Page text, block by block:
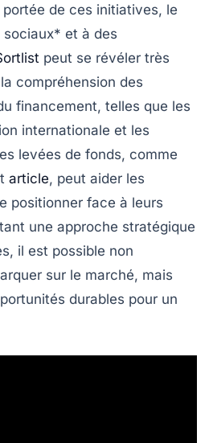
de ces initiatives, le
et à des
peut se révéler très
compréhension des
financement, telles que les
internationale et les
levées de fonds, comme
article, peut aider les
positionner face à leurs
une approche stratégique
il est possible non
sur le marché, mais
durables pour un